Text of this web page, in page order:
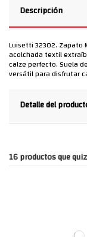
Descripción
Luisetti 32302. Zapato
acolchada textil
calze perfecto. Suela
versátil para disfrutar
Detalle del
16 productos que